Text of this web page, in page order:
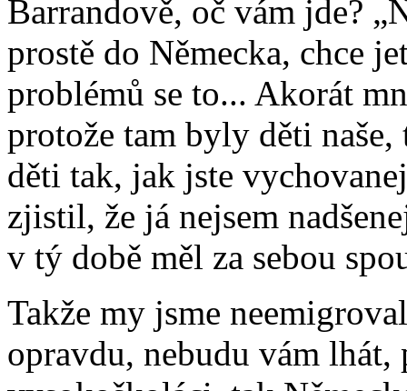
Barrandově, oč vám jde?
prostě do Německa, chce
problémů se to... Akorát
protože tam byly děti
děti tak, jak jste
zjistil, že já nejsem
v tý době měl za sebou
Takže my jsme
opravdu, nebudu vám